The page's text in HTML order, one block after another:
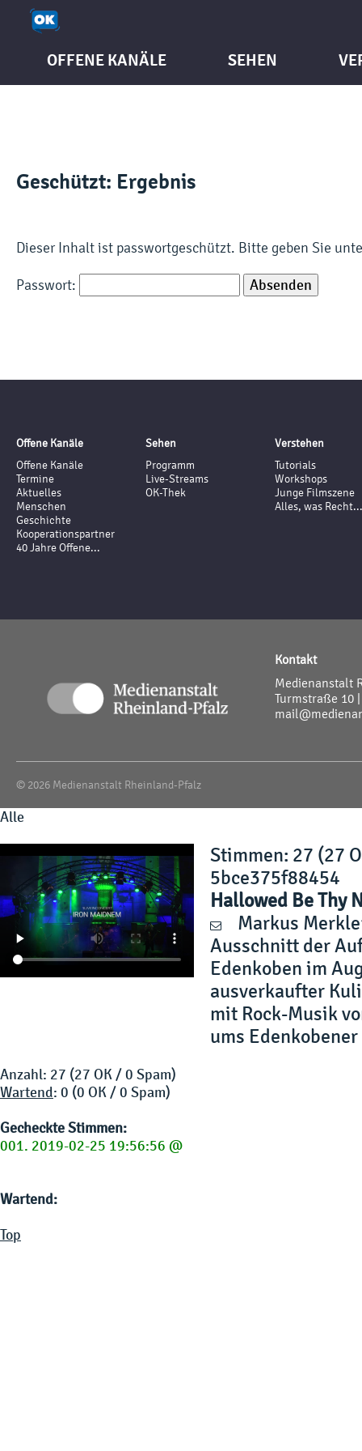
OFFENE KANÄLE SEHEN
Geschützt: Ergebnis
Dieser Inhalt ist passwortgeschützt. Bitte geben Sie
Passwort:
Offene Kanäle
Offene Kanäle
Termine
Aktuelles
Menschen
Geschichte
Kooperationspartner
40 Jahre Offene...
Sehen
Programm
Live-Streams
OK-Thek
Verstehen
Tutorials
Workshops
Junge Filmszene
Alles, was Recht...
Kontakt
Medienanstalt
Turmstraße 10
© 2026 Medienanstalt Rheinland-Pfalz
Alle
Stimmen: 27 (27
5bce375f88454
Hallowed Be Thy
Markus
Ausschnitt der
Edenkoben im
ausverkaufter
mit Rock-Musik
ums
Anzahl: 27 (27 OK / 0 Spam)
Wartend: 0 (0 OK / 0 Spam)
Gecheckte Stimmen:
001. 2019-02-25 19:56:56 @
Wartend:
Top